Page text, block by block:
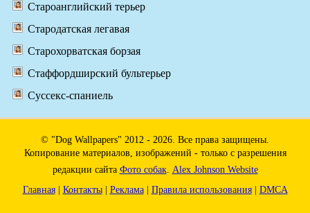
Староанглийский терьер
Стародатская легавая
Старохорватская борзая
Стаффордширский бультерьер
Суссекс-спаниель
© "Dog Wallpapers" 2012 - 2026. Все права защищены.
Копирование материалов, изображений - только с разрешения
редакции сайта Фото собак. Alex Johnson Website
Главная| Контакты| Реклама| Правила использования| DMCA